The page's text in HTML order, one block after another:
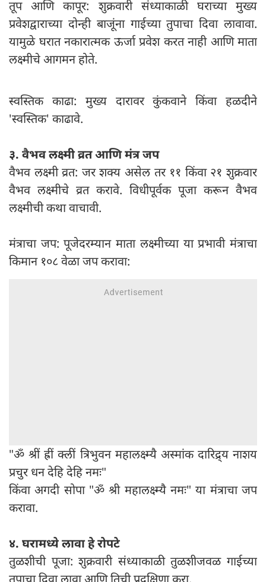
तूप आणि कापूर: शुक्रवारी संध्याकाळी घराच्या मुख्य
प्रवेशद्वाराच्या दोन्ही बाजूंना गाईच्या तुपाचा दिवा लावावा.
यामुळे घरात नकारात्मक ऊर्जा प्रवेश करत नाही आणि माता
लक्ष्मीचे आगमन होते.
स्वस्तिक काढा: मुख्य दारावर कुंकवाने किंवा हळदीने
'स्वस्तिक' काढावे.
३. वैभव लक्ष्मी व्रत आणि मंत्र जप
वैभव लक्ष्मी व्रत: जर शक्य असेल तर ११ किंवा २१ शुक्रवार
वैभव लक्ष्मीचे व्रत करावे. विधीपूर्वक पूजा करून वैभव
लक्ष्मीची कथा वाचावी.
मंत्राचा जप: पूजेदरम्यान माता लक्ष्मीच्या या प्रभावी मंत्राचा
किमान १०८ वेळा जप करावा:
"ॐ श्रीं ह्रीं क्लीं त्रिभुवन महालक्ष्म्यै अस्मांक दारिद्र्य नाशय
प्रचुर धन देहि देहि नमः"
किंवा अगदी सोपा "ॐ श्री महालक्ष्म्यै नमः" या मंत्राचा जप
करावा.
४. घरामध्ये लावा हे रोपटे
तुळशीची पूजा: शुक्रवारी संध्याकाळी तुळशीजवळ गाईच्या
तुपाचा दिवा लावा आणि तिची प्रदक्षिणा करा.